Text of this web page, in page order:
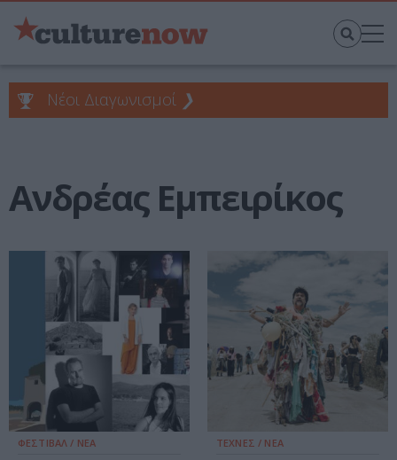
Νέοι Διαγωνισμοί ❯
Ανδρέας Εμπειρίκος
ΦΕΣΤΙΒΑΛ / ΝΕΑ ΤΕΧΝΕΣ / ΝΕΑ